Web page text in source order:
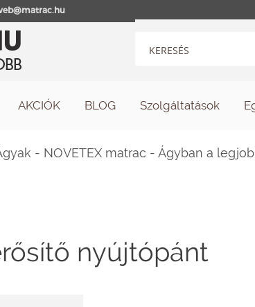
AKCIÓK BLOG Szolgáltatások
- NOVETEX matrac - Ágyban a
nyújtópánt